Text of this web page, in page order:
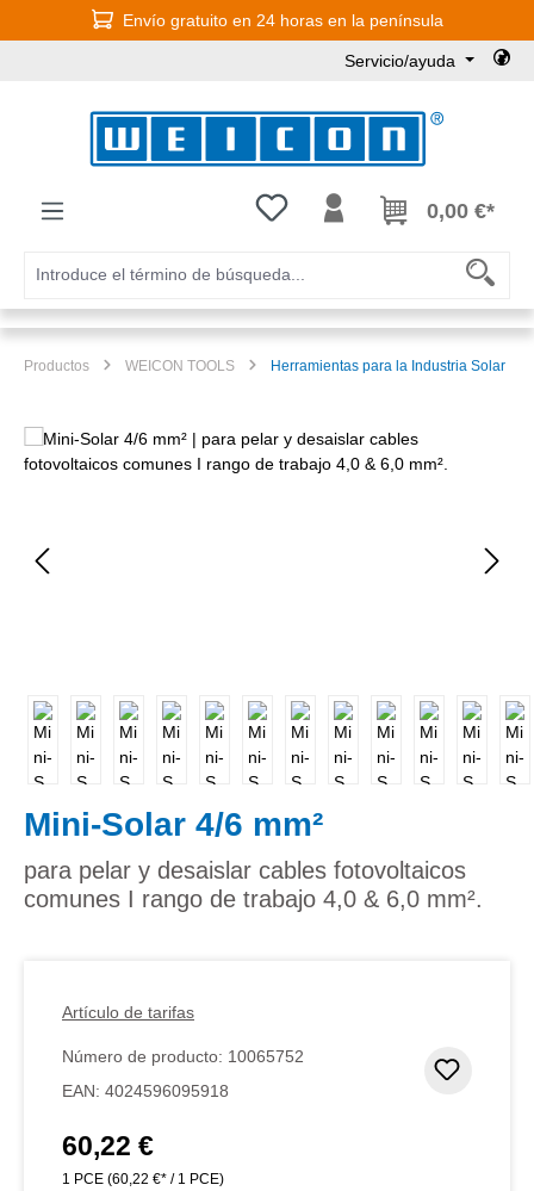
Saltar al contenido principalEnvío gratuito en 24 horas en la península
Servicio/ayuda
Tienes 0 artículos en tu lista de
0,00 €*
Productos WEICON TOOLS Herramientas para la Industria Solar
Omitir galería de imágenes
Mini-Solar 4/6 mm²
para pelar y desaislar cables fotovoltaicos
comunes I rango de trabajo 4,0 & 6,0 mm².
Artículo de tarifas
Número de producto: 10065752
EAN: 4024596095918
Precio normal:
60,22 €
1 PCE (60,22 €* / 1 PCE)